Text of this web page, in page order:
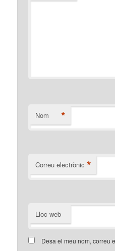
Nom *
Correu electrònic *
Lloc web
Desa el meu nom, correu